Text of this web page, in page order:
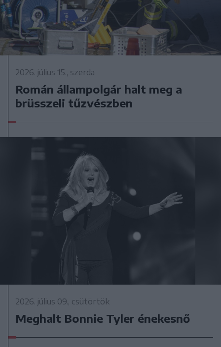
2026. július 15., szerda
Román állampolgár halt meg a
brüsszeli tűzvészben
2026. július 09., csütörtök
Meghalt Bonnie Tyler énekesnő